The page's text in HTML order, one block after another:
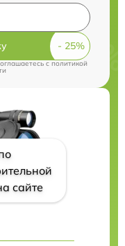
cполитикой
сайте